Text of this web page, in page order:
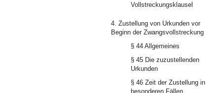
Vollstreckungsklausel
4. Zustellung von Urkunden vor
Beginn der Zwangsvollstreckung
§ 44 Allgemeines
§ 45 Die zuzustellenden
Urkunden
§ 46 Zeit der Zustellung in
besonderen Fällen